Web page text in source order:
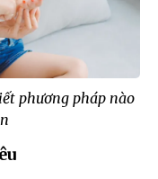
phương pháp nào